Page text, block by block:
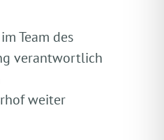
Team des
verantwortlich
weiter